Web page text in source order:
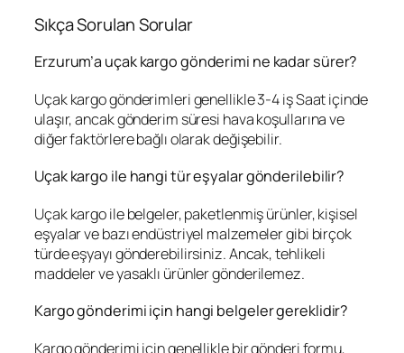
Sıkça Sorulan Sorular
Erzurum’a uçak kargo gönderimi ne kadar sürer?
Uçak kargo gönderimleri genellikle 3-4 iş Saat içinde
ulaşır, ancak gönderim süresi hava koşullarına ve
diğer faktörlere bağlı olarak değişebilir.
Uçak kargo ile hangi tür eşyalar gönderilebilir?
Uçak kargo ile belgeler, paketlenmiş ürünler, kişisel
eşyalar ve bazı endüstriyel malzemeler gibi birçok
türde eşyayı gönderebilirsiniz. Ancak, tehlikeli
maddeler ve yasaklı ürünler gönderilemez.
Kargo gönderimi için hangi belgeler gereklidir?
Kargo gönderimi için genellikle bir gönderi formu,